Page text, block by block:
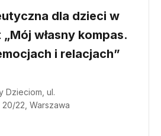
dla dzieci w
„Mój własny kompas.
i relacjach”
Dzieciom, ul.
22, Warszawa